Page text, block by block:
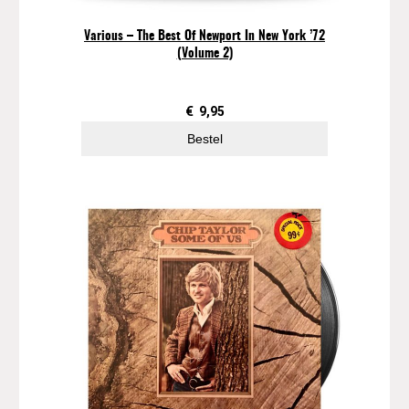
(
"
t
a
l
Various – The Best Of Newport In New York ’72
(Volume 2)
€ 9,95
Bestel